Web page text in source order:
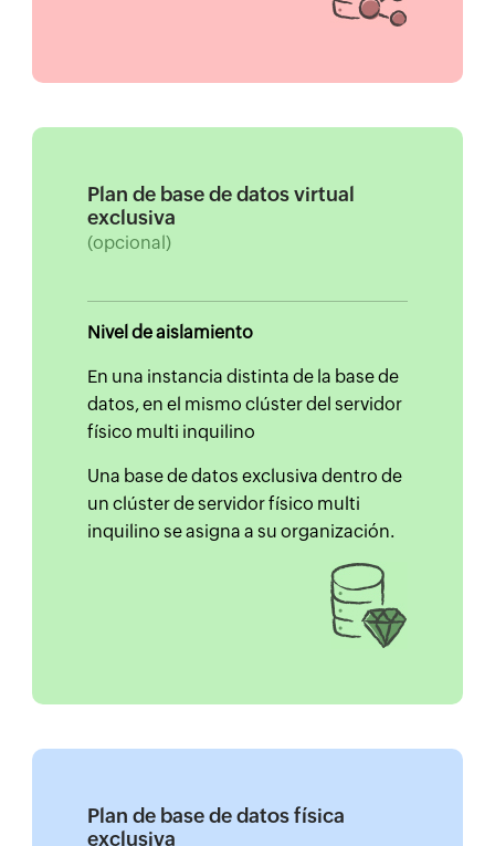
Plan de base de datos virtual
exclusiva
(opcional)
Nivel de aislamiento
En una instancia distinta de la base de
datos, en el mismo clúster del servidor
físico multi inquilino
Una base de datos exclusiva dentro de
un clúster de servidor físico multi
inquilino se asigna a su organización.
Plan de base de datos física
exclusiva